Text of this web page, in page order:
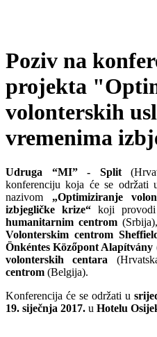
Poziv na
projekta
volonterskih
vremenima
Udruga “MI” - Split
konferenciju koja će se održati
nazivom „Optimiziranje
izbjegličke krize“ koji
humanitarnim centrom (Srbija),
Volonterskim centrom
Önkéntes Közőpont Alapítvány
volonterskih centara
centrom (Belgija).
Konferencija će se održati u
19. siječnja 2017. u Hotelu